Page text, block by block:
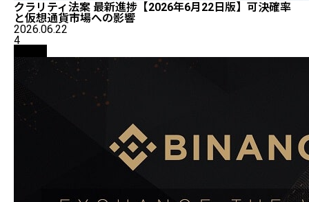
クラリティ法案 最新進捗【2026年6月22日版】可決確率
と仮想通貨市場への影響
2026.06.22
4